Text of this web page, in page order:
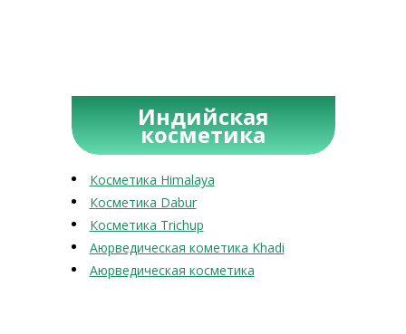
Индийская
косметика
Косметика Himalaya
Косметика Dabur
Косметика Trichup
Аюрведическая кометика Khadi
Аюрведическая косметика